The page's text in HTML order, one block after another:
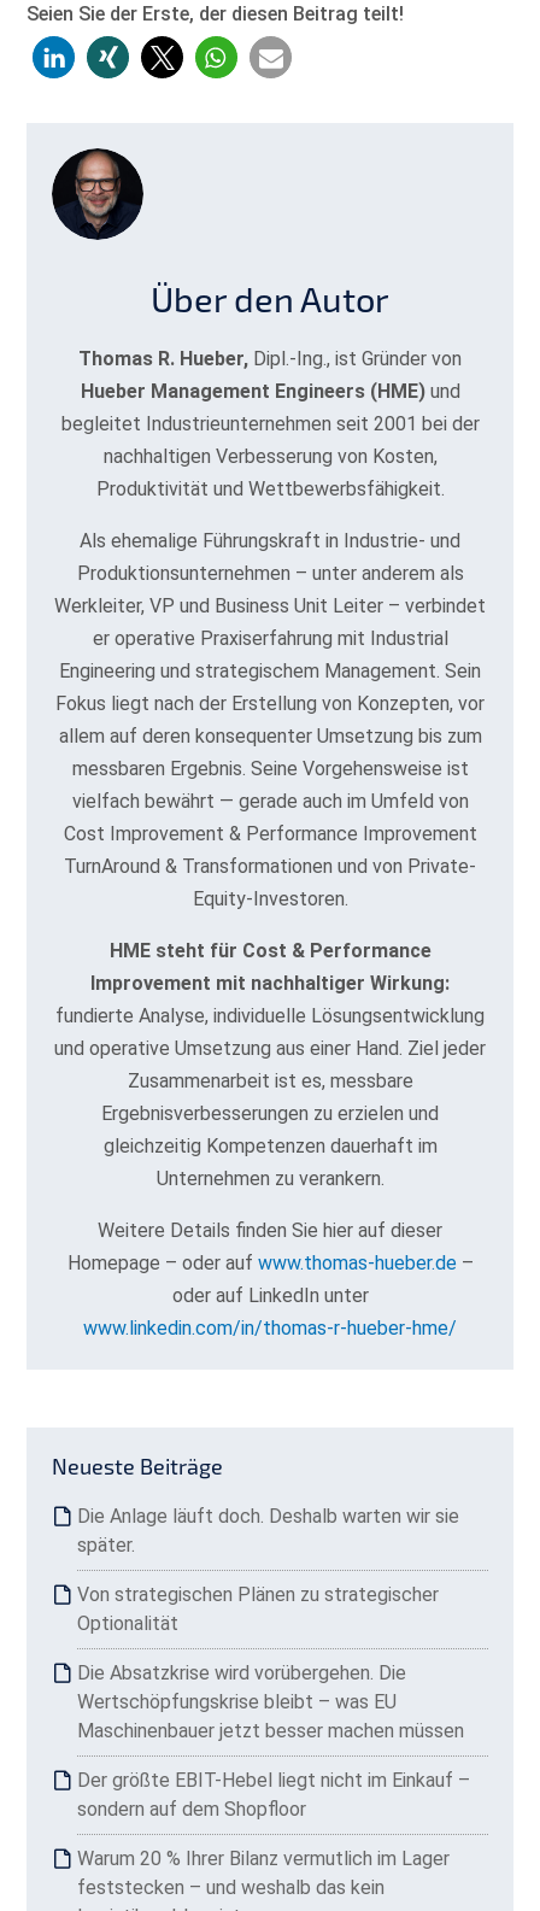
Seien Sie der Erste, der diesen Beitrag teilt!
Über den Autor
Thomas R. Hueber, Dipl.-Ing., ist Gründer von
Hueber Management Engineers (HME)und
begleitet Industrieunternehmen seit 2001 bei der
nachhaltigen Verbesserung von Kosten,
Produktivität und Wettbewerbsfähigkeit.
Als ehemalige Führungskraft in Industrie- und
Produktionsunternehmen – unter anderem als
Werkleiter, VP und Business Unit Leiter – verbindet
er operative Praxiserfahrung mit Industrial
Engineering und strategischem Management. Sein
Fokus liegt nach der Erstellung von Konzepten, vor
allem auf deren konsequenter Umsetzung bis zum
messbaren Ergebnis. Seine Vorgehensweise ist
vielfach bewährt — gerade auch im Umfeld von
Cost Improvement & Performance Improvement
TurnAround & Transformationen und von Private-
Equity-Investoren.
HME steht für Cost & Performance
Improvement mit nachhaltiger Wirkung:
fundierte Analyse, individuelle Lösungsentwicklung
und operative Umsetzung aus einer Hand. Ziel jeder
Zusammenarbeit ist es, messbare
Ergebnisverbesserungen zu erzielen und
gleichzeitig Kompetenzen dauerhaft im
Unternehmen zu verankern.
Weitere Details finden Sie hier auf dieser
Homepage – oder auf www.thomas-hueber.de –
oder auf LinkedIn unter
www.linkedin.com/in/thomas-r-hueber-hme/
Neueste Beiträge
Die Anlage läuft doch. Deshalb warten wir sie
später.
Von strategischen Plänen zu strategischer
Optionalität
Die Absatzkrise wird vorübergehen. Die
Wertschöpfungskrise bleibt – was EU
Maschinenbauer jetzt besser machen müssen
Der größte EBIT-Hebel liegt nicht im Einkauf –
sondern auf dem Shopfloor
Warum 20 % Ihrer Bilanz vermutlich im Lager
feststecken – und weshalb das kein